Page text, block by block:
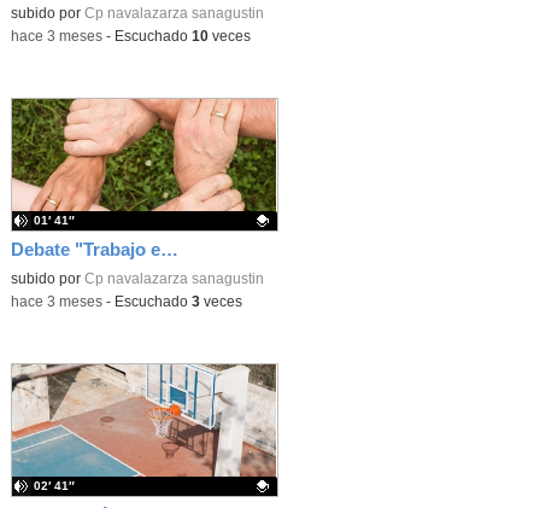
Contenido educativo.
subido por Cp navalazarza sanagustin
-hace 3 meses- Escuchado 10veces
Debate "Trabajo en equipo o individual"
Contenido educativo.
subido por Cp navalazarza sanagustin
01′ 41″
-hace 3 meses- Escuchado 3veces
02′ 41″